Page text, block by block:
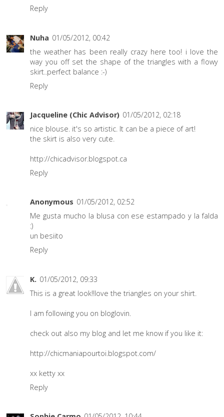
Reply
Nuha 01/05/2012, 00:42
the weather has been really crazy here too! i love the
way you off set the shape of the triangles with a flowy
skirt..perfect balance :-)
Reply
Jacqueline (Chic Advisor) 01/05/2012, 02:18
nice blouse. it's so artistic. It can be a piece of art!
the skirt is also very cute.
http://chicadvisor.blogspot.ca
Reply
Anonymous 01/05/2012, 02:52
Me gusta mucho la blusa con ese estampado y la falda
:)
un besiito
Reply
K. 01/05/2012, 09:33
This is a great look!!love the triangles on your shirt.
I am following you on bloglovin.
check out also my blog and let me know if you like it:
http://chicmaniapourtoi.blogspot.com/
xx ketty xx
Reply